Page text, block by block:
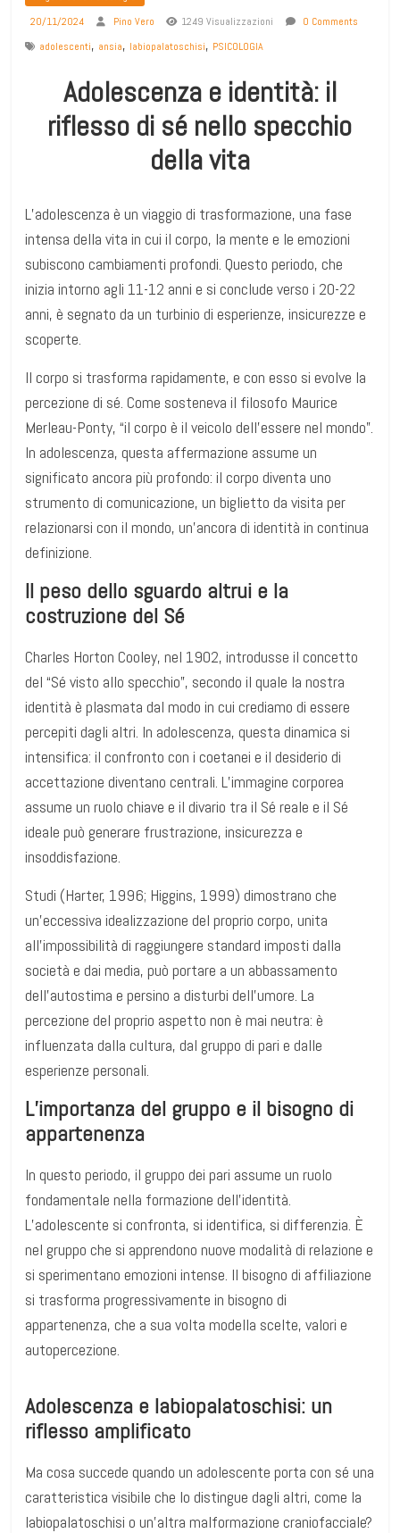
20/11/2024
Pino Vero 1249 Visualizzazioni
0 Comments
adolescenti, ansia, labiopalatoschisi, PSICOLOGIA
Adolescenza e identità: il
riflesso di sé nello specchio
della vita
L’adolescenza è un viaggio di trasformazione, una fase
intensa della vita in cui il corpo, la mente e le emozioni
subiscono cambiamenti profondi. Questo periodo, che
inizia intorno agli 11-12 anni e si conclude verso i 20-22
anni, è segnato da un turbinio di esperienze, insicurezze e
scoperte.
Il corpo si trasforma rapidamente, e con esso si evolve la
percezione di sé. Come sosteneva il filosofo Maurice
Merleau-Ponty, “il corpo è il veicolo dell’essere nel mondo”.
In adolescenza, questa affermazione assume un
significato ancora più profondo: il corpo diventa uno
strumento di comunicazione, un biglietto da visita per
relazionarsi con il mondo, un’ancora di identità in continua
definizione.
Il peso dello sguardo altrui e la
costruzione del Sé
Charles Horton Cooley, nel 1902, introdusse il concetto
del “Sé visto allo specchio”, secondo il quale la nostra
identità è plasmata dal modo in cui crediamo di essere
percepiti dagli altri. In adolescenza, questa dinamica si
intensifica: il confronto con i coetanei e il desiderio di
accettazione diventano centrali. L’immagine corporea
assume un ruolo chiave e il divario tra il Sé reale e il Sé
ideale può generare frustrazione, insicurezza e
insoddisfazione.
Studi (Harter, 1996; Higgins, 1999) dimostrano che
un’eccessiva idealizzazione del proprio corpo, unita
all’impossibilità di raggiungere standard imposti dalla
società e dai media, può portare a un abbassamento
dell’autostima e persino a disturbi dell’umore. La
percezione del proprio aspetto non è mai neutra: è
influenzata dalla cultura, dal gruppo di pari e dalle
esperienze personali.
L’importanza del gruppo e il bisogno di
appartenenza
In questo periodo, il gruppo dei pari assume un ruolo
fondamentale nella formazione dell’identità.
L’adolescente si confronta, si identifica, si differenzia. È
nel gruppo che si apprendono nuove modalità di relazione e
si sperimentano emozioni intense. Il bisogno di affiliazione
si trasforma progressivamente in bisogno di
appartenenza, che a sua volta modella scelte, valori e
autopercezione.
Adolescenza e labiopalatoschisi: un
riflesso amplificato
Ma cosa succede quando un adolescente porta con sé una
caratteristica visibile che lo distingue dagli altri, come la
labiopalatoschisi o un’altra malformazione craniofacciale?